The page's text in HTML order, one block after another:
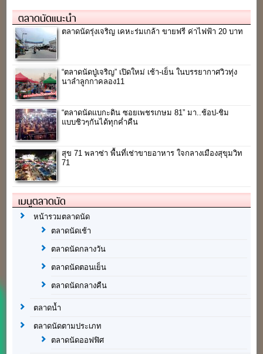
ตลาดนัดแนะนำ
ตลาดนัดรุ่งเจริญ เคหะร่มเกล้า ขายฟรี ค่าไฟฟ้า 20 บาท
“ตลาดนัดปู่เจริญ” เปิดใหม่ เช้า-เย็น ในบรรยากาศวิวทุ่ง
นาลำลูกกาคลอง11
“ตลาดนัดแบกะดิน ซอยเพชรเกษม 81” มา..ช้อป-ชิม
แบบชิวๆกันได้ทุกค่ำคืน
สุข 71 พลาซ่า พื้นที่เช่าขายอาหาร ใจกลางเมืองสุขุมวิท
71
เมนูตลาดนัด
หน้ารวมตลาดนัด
ตลาดนัดเช้า
ตลาดนัดกลางวัน
ตลาดนัดตอนเย็น
ตลาดนัดกลางคืน
ตลาดน้ำ
ตลาดนัดตามประเภท
ตลาดนัดออฟฟิศ